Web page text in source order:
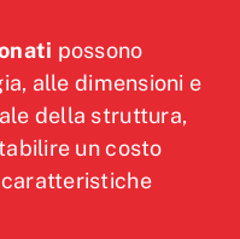
possono
alle dimensioni e
della struttura,
un costo
caratteristiche